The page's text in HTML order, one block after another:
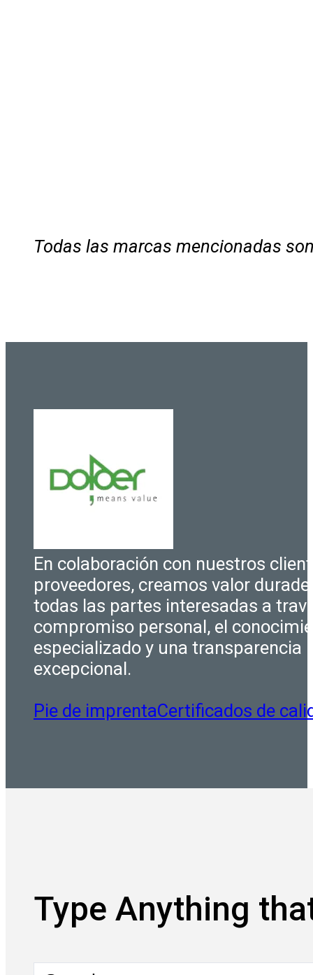
Todas las marcas mencionadas
En colaboración con nuestros
proveedores, creamos valor
todas las partes interesadas a
compromiso personal, el
especializado y una transparencia
excepcional.
Pie de imprentaCertificados de
Type Anything